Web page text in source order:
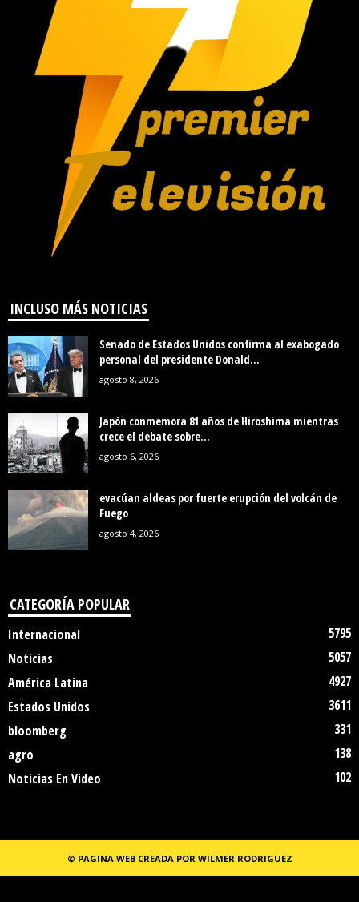
INCLUSO MÁS NOTICIAS
Senado de Estados Unidos confirma al exabogado
personal del presidente Donald...
agosto 8, 2026
Japón conmemora 81 años de Hiroshima mientras
crece el debate sobre...
agosto 6, 2026
evacúan aldeas por fuerte erupción del volcán de
Fuego
agosto 4, 2026
CATEGORÍA POPULAR
Internacional
5795
Noticias
5057
América Latina
4927
Estados Unidos
3611
bloomberg
331
agro
138
Noticias En Video
102
© PAGINA WEB CREADA POR WILMER RODRIGUEZ